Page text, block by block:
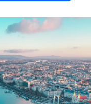
von
wachsende
und